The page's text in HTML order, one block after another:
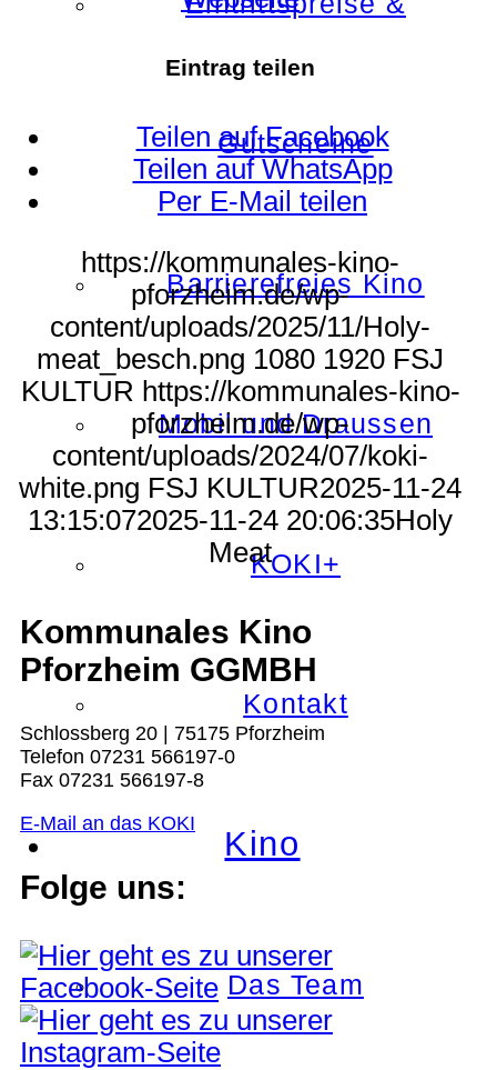
Gutscheine
Barrierefreies Kino
Mobil und Draussen
KOKI+
Kontakt
Kino
Das Team
Eintrag teilen
Teilen auf Facebook
Teilen auf WhatsApp
Per E-Mail teilen
https://kommunales-kino-
pforzheim.de/wp-
content/uploads/2025/11/Holy-
meat_besch.png 1080 1920 FSJ
KULTUR https://kommunales-kino-
pforzheim.de/wp-
content/uploads/2024/07/koki-
white.png FSJ KULTUR2025-11-24
13:15:072025-11-24 20:06:35Holy
Meat
Kommunales Kino
Pforzheim GGMBH
Schlossberg 20 | 75175 Pforzheim
Telefon 07231 566197-0
Fax 07231 566197-8
E-Mail an das KOKI
Folge uns: